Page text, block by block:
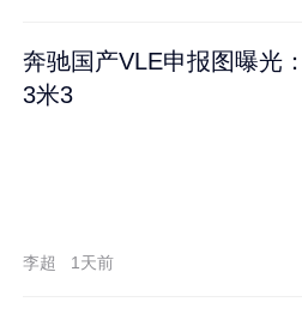
奔驰国产VLE申报图曝光
3米3
李超 1天前